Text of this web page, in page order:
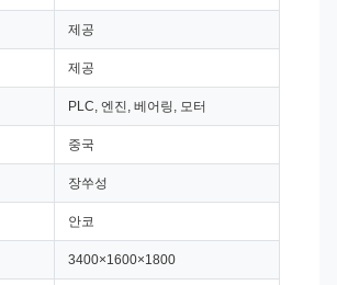
제공
제공
PLC, 엔진, 베어링, 모터
중국
장쑤성
안코
3400×1600×1800